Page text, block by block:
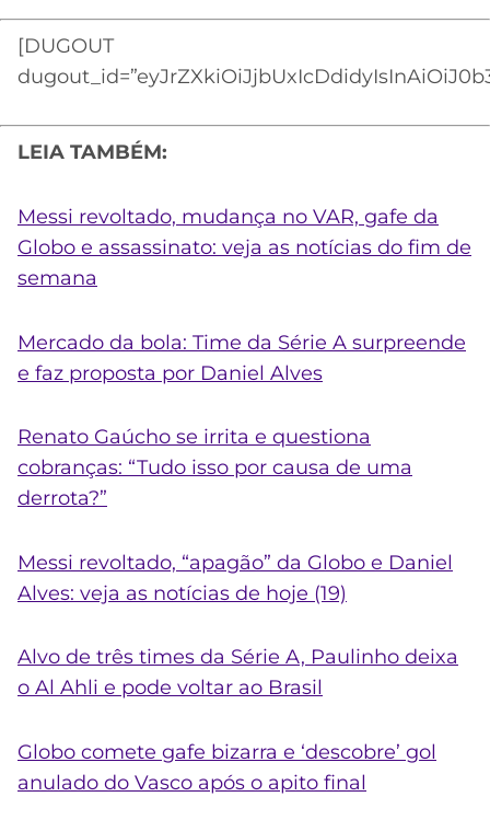
[DUGOUT
LEIA TAMBÉM:
Messi revoltado, mudança no VAR, gafe da
Globo e assassinato: veja as notícias do fim de
semana
Mercado da bola: Time da Série A surpreende
e faz proposta por Daniel Alves
Renato Gaúcho se irrita e questiona
cobranças: “Tudo isso por causa de uma
derrota?”
Messi revoltado, “apagão” da Globo e Daniel
Alves: veja as notícias de hoje (19)
Alvo de três times da Série A, Paulinho deixa
o Al Ahli e pode voltar ao Brasil
Globo comete gafe bizarra e ‘descobre’ gol
anulado do Vasco após o apito final